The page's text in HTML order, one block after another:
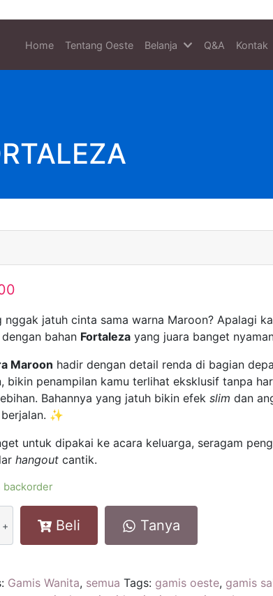
Home Tentang Oeste Belanja Q&A Kontak
nggak jatuh cinta sama warna Maroon? Apalagi
bahan Fortaleza yang juara banget
Maroon hadir dengan detail renda di bagian
bikin penampilan kamu terlihat eksklusif tanpa
Bahannya yang jatuh bikin efekslim dan
✨
untuk dipakai ke acara keluarga, seragam
hangout cantik.
backorder
Beli Tanya
Gamis Wanita, semua Tags: gamis oeste, gamis